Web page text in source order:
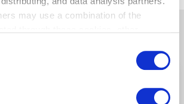
may use a combination of the
collected by our partners when
Please see
(セキュリティチェック